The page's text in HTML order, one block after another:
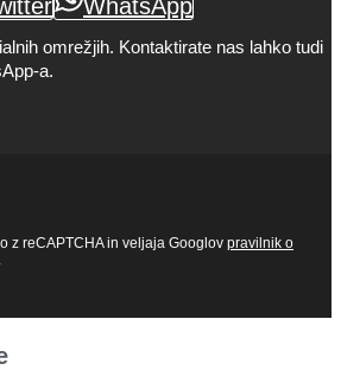
WhatsApp
omrežjih. Kontaktirate nas lahko tudi
a.
z reCAPTCHA in veljaja Googlov pravilnik o
.